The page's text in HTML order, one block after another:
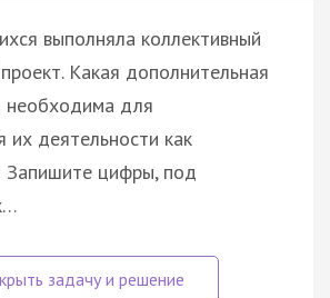
выполняла коллективный
Какая дополнительная
необходима для
их деятельности как
Запишите цифры, под